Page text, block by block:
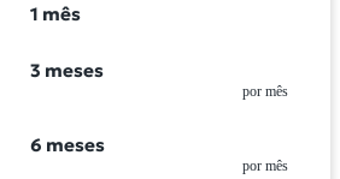
1 mês
3 meses
por mês
6 meses
por mês